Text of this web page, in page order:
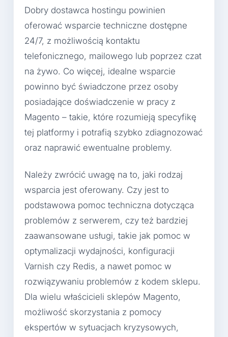
Dobry dostawca hostingu powinien
oferować wsparcie techniczne dostępne
24/7, z możliwością kontaktu
telefonicznego, mailowego lub poprzez czat
na żywo. Co więcej, idealne wsparcie
powinno być świadczone przez osoby
posiadające doświadczenie w pracy z
Magento – takie, które rozumieją specyfikę
tej platformy i potrafią szybko zdiagnozować
oraz naprawić ewentualne problemy.
Należy zwrócić uwagę na to, jaki rodzaj
wsparcia jest oferowany. Czy jest to
podstawowa pomoc techniczna dotycząca
problemów z serwerem, czy też bardziej
zaawansowane usługi, takie jak pomoc w
optymalizacji wydajności, konfiguracji
Varnish czy Redis, a nawet pomoc w
rozwiązywaniu problemów z kodem sklepu.
Dla wielu właścicieli sklepów Magento,
możliwość skorzystania z pomocy
ekspertów w sytuacjach kryzysowych,